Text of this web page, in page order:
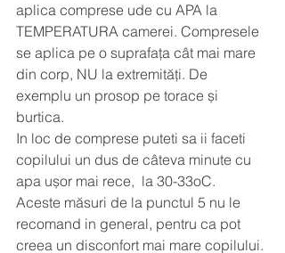
aplica comprese ude cu APA la
TEMPERATURA camerei. Compresele
se aplica pe o suprafața cât mai mare
din corp, NU la extremități. De
exemplu un prosop pe torace și
burtica.
In loc de comprese puteti sa ii faceti
copilului un dus de câteva minute cu
apa ușor mai rece,  la 30-33oC.
Aceste măsuri de la punctul 5 nu le
recomand in general, pentru ca pot
creea un disconfort mai mare copilului.